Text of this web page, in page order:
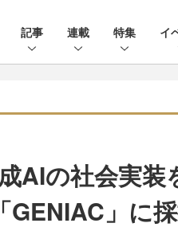
記事 連載 特集 イ
AIの社会実装
GENIAC」に